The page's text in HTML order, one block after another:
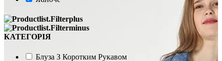
КАТЕГОРІЯ
Блуза З Коротким Рукавом